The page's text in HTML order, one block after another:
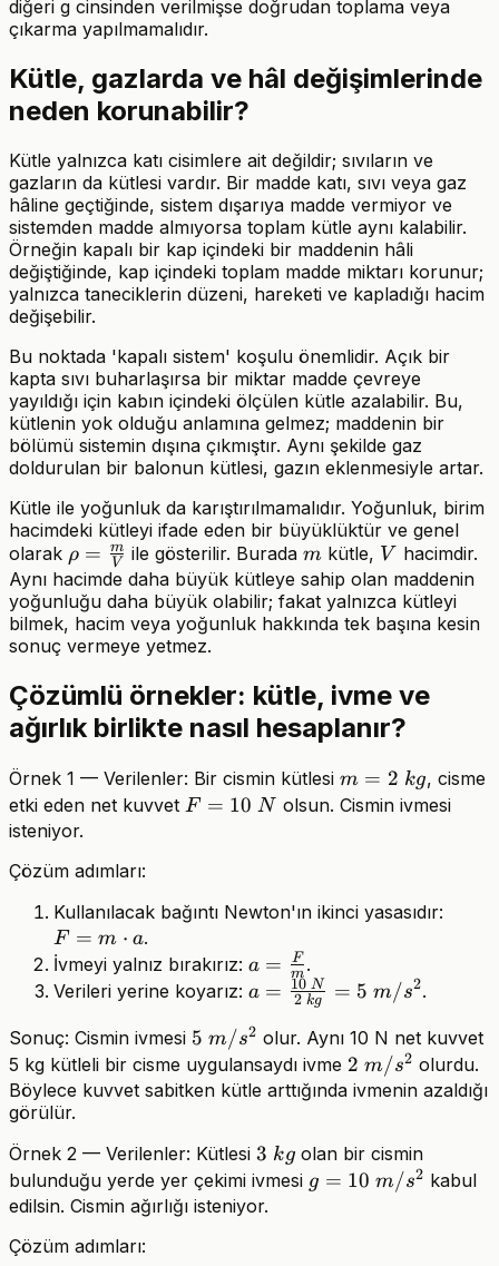
diğeri g cinsinden verilmişse doğrudan toplama veya
çıkarma yapılmamalıdır.
Kütle, gazlarda ve hâl değişimlerinde
neden korunabilir?
Kütle yalnızca katı cisimlere ait değildir; sıvıların ve
gazların da kütlesi vardır. Bir madde katı, sıvı veya gaz
hâline geçtiğinde, sistem dışarıya madde vermiyor ve
sistemden madde almıyorsa toplam kütle aynı kalabilir.
Örneğin kapalı bir kap içindeki bir maddenin hâli
değiştiğinde, kap içindeki toplam madde miktarı korunur;
yalnızca taneciklerin düzeni, hareketi ve kapladığı hacim
değişebilir.
Bu noktada 'kapalı sistem' koşulu önemlidir. Açık bir
kapta sıvı buharlaşırsa bir miktar madde çevreye
yayıldığı için kabın içindeki ölçülen kütle azalabilir. Bu,
kütlenin yok olduğu anlamına gelmez; maddenin bir
bölümü sistemin dışına çıkmıştır. Aynı şekilde gaz
doldurulan bir balonun kütlesi, gazın eklenmesiyle artar.
Kütle ile yoğunluk da karıştırılmamalıdır. Yoğunluk, birim
hacimdeki kütleyi ifade eden bir büyüklüktür ve genel
olarak \rho=\frac{m}
{V}
ρ = V
m ile gösterilir. Buradam
m kütle, V
V hacimdir.
Aynı hacimde daha büyük kütleye sahip olan maddenin
yoğunluğu daha büyük olabilir; fakat yalnızca kütleyi
bilmek, hacim veya yoğunluk hakkında tek başına kesin
sonuç vermeye yetmez.
Çözümlü örnekler: kütle, ivme ve
ağırlık birlikte nasıl hesaplanır?
Örnek 1 — Verilenler: Bir cismin kütlesi m=2\
kg
m = 2 kg, cisme
etki eden net kuvvet F=10\
F = 10 N olsun. Cismin ivmesi
isteniyor.
Çözüm adımları:
Kullanılacak bağıntı Newton'ın ikinci yasasıdır:
F = m ⋅ a.
İvmeyi yalnız bırakırız: a=\frac{F}
{m}
a = m
F .
Verileri yerine koyarız: a=\frac{10\
kg}=5\
m/s^2
a = 2 kg
10 N = 5 m/s2.
Sonuç: Cismin ivmesi 5\
m/s^2
5 m/s2 olur. Aynı 10 N net kuvvet
5 kg kütleli bir cisme uygulansaydı ivme 2\
m/s^2
2 m/s2 olurdu.
Böylece kuvvet sabitken kütle arttığında ivmenin azaldığı
görülür.
Örnek 2 — Verilenler: Kütlesi 3\
kg
3 kg olan bir cismin
bulunduğu yerde yer çekimi ivmesi g=10\
g = 10 m/s2 kabul
edilsin. Cismin ağırlığı isteniyor.
Çözüm adımları: